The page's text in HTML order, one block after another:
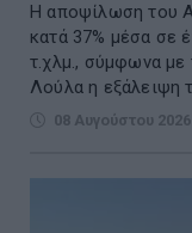
Η αποψίλωση του
κατά 37% μέσα σε
τ.χλμ., σύμφωνα με
Λούλα η εξάλειψη
08 Αυγούστου 2026